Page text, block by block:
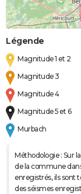
Légende
Magnitude 1 et 2
Magnitude 3
Magnitude 4
Magnitude 5 et 6
Murbach
Méthodologie : Sur
de la commune
enregistrés, ils sont
des séismes